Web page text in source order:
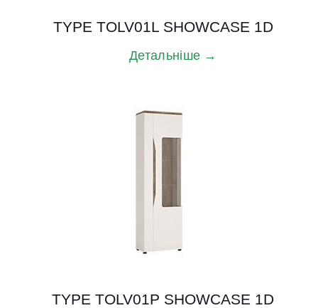
TYPE TOLV01L SHOWCASE 1D
Детальніше →
TYPE TOLV01P SHOWCASE 1D